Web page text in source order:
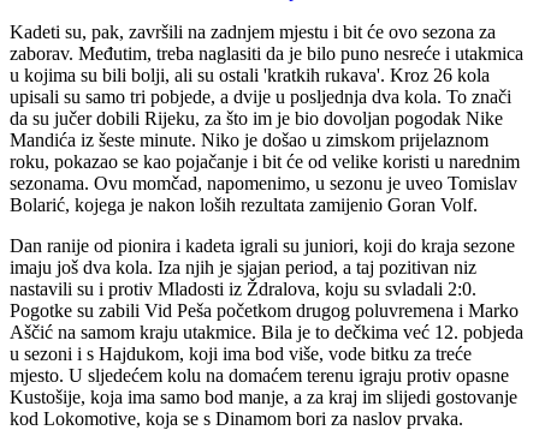
Kadeti su, pak, završili na zadnjem mjestu i bit će ovo sezona za
zaborav. Međutim, treba naglasiti da je bilo puno nesreće i utakmica
u kojima su bili bolji, ali su ostali 'kratkih rukava'. Kroz 26 kola
upisali su samo tri pobjede, a dvije u posljednja dva kola. To znači
da su jučer dobili Rijeku, za što im je bio dovoljan pogodak Nike
Mandića iz šeste minute. Niko je došao u zimskom prijelaznom
roku, pokazao se kao pojačanje i bit će od velike koristi u narednim
sezonama. Ovu momčad, napomenimo, u sezonu je uveo Tomislav
Bolarić, kojega je nakon loših rezultata zamijenio Goran Volf.
Dan ranije od pionira i kadeta igrali su juniori, koji do kraja sezone
imaju još dva kola. Iza njih je sjajan period, a taj pozitivan niz
nastavili su i protiv Mladosti iz Ždralova, koju su svladali 2:0.
Pogotke su zabili Vid Peša početkom drugog poluvremena i Marko
Aščić na samom kraju utakmice. Bila je to dečkima već 12. pobjeda
u sezoni i s Hajdukom, koji ima bod više, vode bitku za treće
mjesto. U sljedećem kolu na domaćem terenu igraju protiv opasne
Kustošije, koja ima samo bod manje, a za kraj im slijedi gostovanje
kod Lokomotive, koja se s Dinamom bori za naslov prvaka.